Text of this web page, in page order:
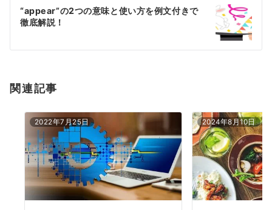
ン
“appear”の2つの意味と使い方を例文付きで
徹底解説！
関連記事
2022年7月25日 2024年8月10日